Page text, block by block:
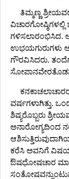
ತಿಮ್ಮಣ್ಣ
ವಿಚಾರಗೋಷ್ಠಿಗಳಲ್ಲಿ
ಗಳಿಸಲಾರಂಭಿಸಿದ.
ಉಭಯಗುರುಗಳು
ಗೌರವಿಸಿದರು.
ವರ್ಷಗಳಾಗಿತ್ತು.
ಶಿಷ್ಯರೊಬ್ಬರು
ಅನಾರೋಗ್ಯದಿಂದ
ಕರೆಸಿ ಅವನಿಗೆ
ಔಷಧೋಷಚಾರ